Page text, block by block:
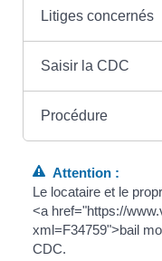
Litiges concernés
Saisir la CDC
Procédure
Attention :
Le locataire et le
<a href="https://
xml=F34759">bail
CDC.